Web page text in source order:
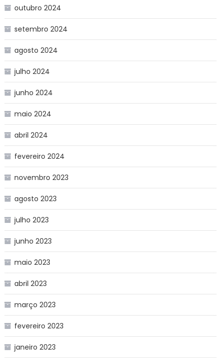
outubro 2024
setembro 2024
agosto 2024
julho 2024
junho 2024
maio 2024
abril 2024
fevereiro 2024
novembro 2023
agosto 2023
julho 2023
junho 2023
maio 2023
abril 2023
março 2023
fevereiro 2023
janeiro 2023